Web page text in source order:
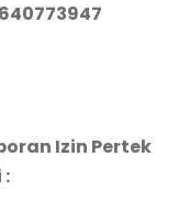
Izin Pertek
: